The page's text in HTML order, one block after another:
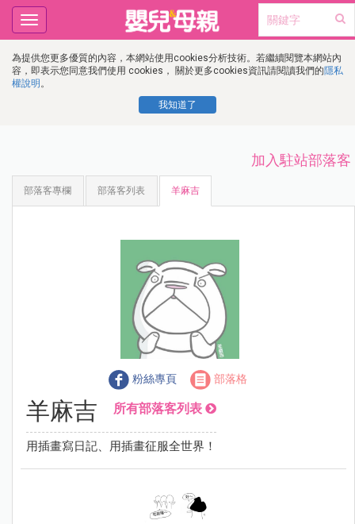
為提供您更多優質的內容，本網站使用cookies分析技術。若繼續閱覽本網站內
容，即表示您同意我們使用 cookies， 關於更多cookies資訊請閱讀我們的隱私
權說明 。
我知道了
Toggle
navigation
加入駐站部落客
部落客專欄 部落客列表 羊麻吉
粉絲專頁 部落格
羊麻吉 所有部落客列表
用插畫寫日記、用插畫征服全世界！